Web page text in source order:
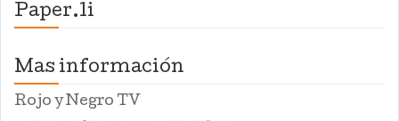
Paper.li
Mas información
Rojo y Negro TV